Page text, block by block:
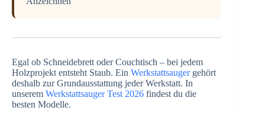
Egal ob Schneidebrett oder Couchtisch – bei jedem
Holzprojekt entsteht Staub. Ein Werkstattsaugergehört
deshalb zur Grundausstattung jeder Werkstatt. In
unserem Werkstattsauger Test 2026 findest du die
besten Modelle.